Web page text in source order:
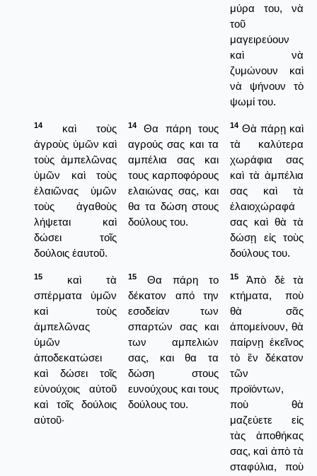
μύρα του, νὰ
τοῦ
μαγειρεύουν
καὶ νὰ
ζυμώνουν καὶ
νὰ ψήνουν τὸ
ψωμί του.
14
καὶ τοὺς
ἀγροὺς ὑμῶν καὶ
τοὺς ἀμπελῶνας
ὑμῶν καὶ τοὺς
ἐλαιῶνας ὑμῶν
τοὺς ἀγαθοὺς
λήψεται καὶ
δώσει τοῖς
δούλοις ἑαυτοῦ.
14
Θα πάρη τους
αγρούς σας και τα
αμπέλια σας και
τους καρποφόρους
ελαιώνας σας, και
θα τα δώση στους
δούλους του.
14 Θὰ πάρῃ καὶ
τὰ καλύτερα
χωράφια σας
καὶ τὰ ἀμπέλια
σας καὶ τὰ
ἐλαιοχώραφά
σας καὶ θὰ τὰ
δώσῃ εἰς τοὺς
δούλους του.
15
καὶ τὰ
σπέρματα ὑμῶν
καὶ τοὺς
ἀμπελῶνας
ὑμῶν
ἀποδεκατώσει
καὶ δώσει τοῖς
εὐνούχοις αὐτοῦ
καὶ τοῖς δούλοις
αὐτοῦ·
15
Θα πάρη το
δέκατον από την
εσοδείαν των
σπαρτών σας και
των αμπελιών
σας, και θα τα
δώση στους
ευνούχους και τους
δούλους του.
15
Ἀπὸ δὲ τὰ
κτήματα, ποὺ
θὰ σᾶς
ἀπομείνουν, θὰ
παίρνῃ ἐκεῖνος
τὸ ἓν δέκατον
τῶν
προϊόντων,
ποὺ θὰ
μαζεύετε εἰς
τὰς ἀποθήκας
σας, καὶ ἀπὸ τὰ
σταφύλια, ποὺ